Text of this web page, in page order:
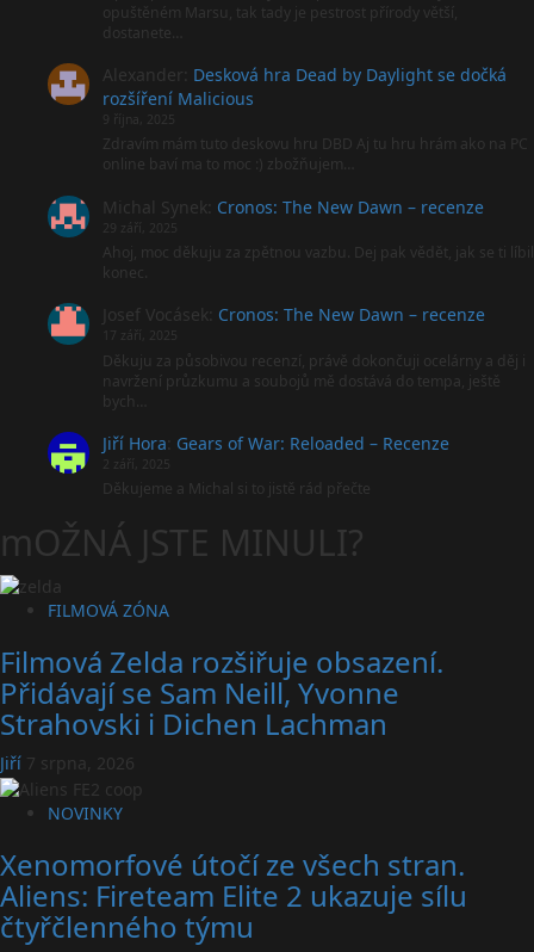
opuštěném Marsu, tak tady je pestrost přírody větší,
dostanete…
Alexander Desková hra Dead by Daylight se dočká
rozšíření Malicious
9 října, 2025
Zdravím mám tuto deskovu hru DBD Aj tu hru hrám ako na PC
online baví ma to moc :) zbožňujem…
Michal Synek Cronos: The New Dawn – recenze
29 září, 2025
Ahoj, moc děkuju za zpětnou vazbu. Dej pak vědět, jak se ti líbil
konec.
Josef Vocásek Cronos: The New Dawn – recenze
17 září, 2025
Děkuju za působivou recenzí, právě dokončuji ocelárny a děj i
navržení průzkumu a soubojů mě dostává do tempa, ještě
bych…
Jiří Hora Gears of War: Reloaded – Recenze
2 září, 2025
Děkujeme a Michal si to jistě rád přečte
mOŽNÁ JSTE MINULI?
FILMOVÁ ZÓNA
Filmová Zelda rozšiřuje obsazení.
Přidávají se Sam Neill, Yvonne
Strahovski i Dichen Lachman
Jiří 7 srpna, 2026
NOVINKY
Xenomorfové útočí ze všech stran.
Aliens: Fireteam Elite 2 ukazuje sílu
čtyřčlenného týmu